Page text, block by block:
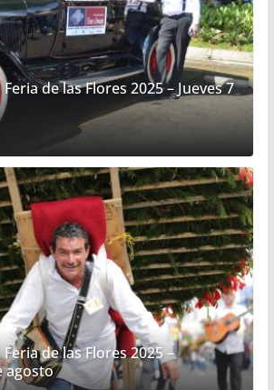
de las Flores 2025 – Jueves 7
de las Flores 2025 –
agosto